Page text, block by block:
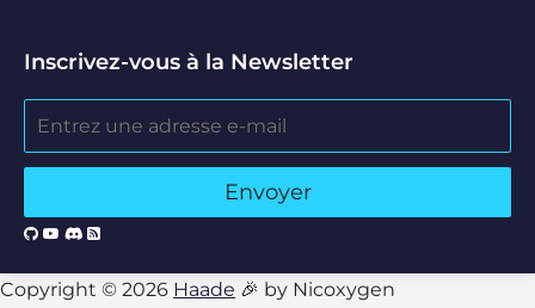
Inscrivez-vous à la Newsletter
Copyright © 2026 Haade 🎉 by Nicoxygen